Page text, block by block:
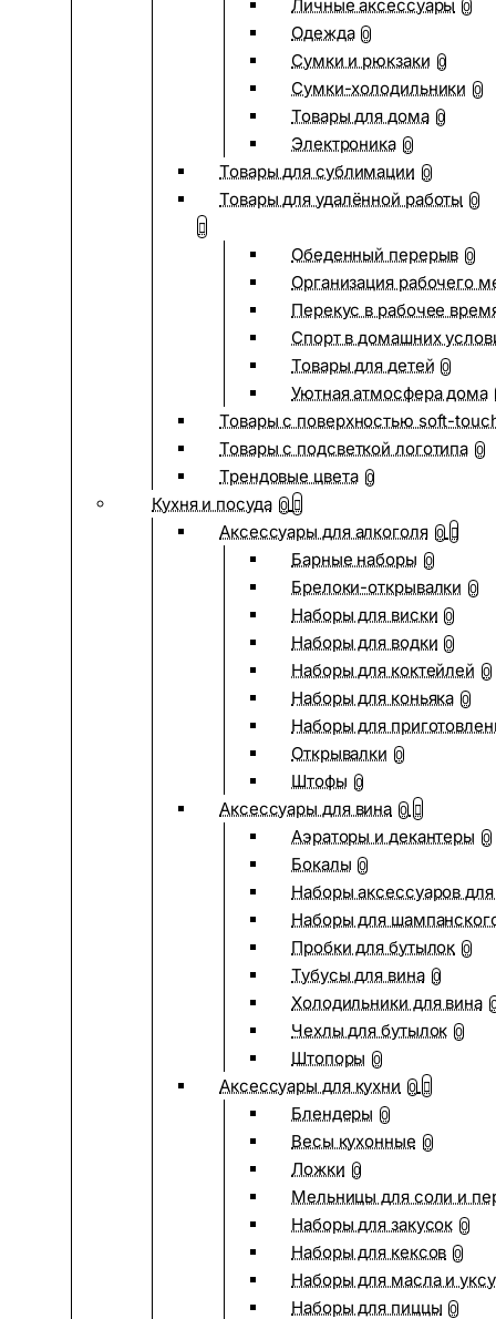
Личные аксессуары 0
Одежда 0
Сумки и рюкзаки 0
Сумки-холодильники 0
Товары для дома 0
Электроника 0
Товары для сублимации 0
Товары для удалённой работы 0
Обеденный перерыв 0
Организация рабочего
Перекус в рабочее
Спорт в домашних
Товары для детей 0
Уютная атмосфера дома
Товары с поверхностью soft-
Товары с подсветкой логотипа 0
Трендовые цвета 0
Кухня и посуда 0
Аксессуары для алкоголя 0
Барные наборы 0
Брелоки-открывалки 0
Наборы для виски 0
Наборы для водки 0
Наборы для коктейлей 0
Наборы для коньяка 0
Наборы для
Открывалки 0
Штофы 0
Аксессуары для вина 0
Аэраторы и декантеры 0
Бокалы 0
Наборы аксессуаров
Наборы для
Пробки для бутылок 0
Тубусы для вина 0
Холодильники для вина
Чехлы для бутылок 0
Штопоры 0
Аксессуары для кухни 0
Блендеры 0
Весы кухонные 0
Ложки 0
Мельницы для соли и
Наборы для закусок 0
Наборы для кексов 0
Наборы для масла и
Наборы для пиццы 0